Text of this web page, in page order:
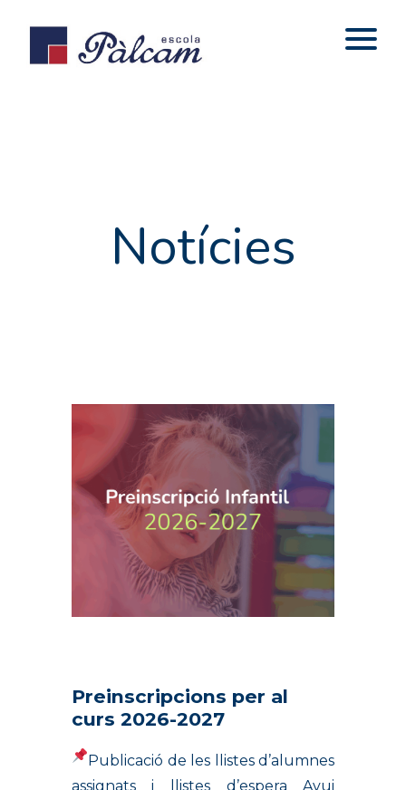
Notícies
Preinscripcions per al
curs 2026-2027
Publicació de les llistes d’alumnes
assignats i llistes d’espera Avui